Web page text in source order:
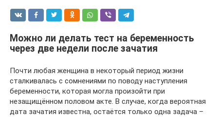
Можно ли делать тест на беременность
через две недели после зачатия
Почти любая женщина в некоторый период жизни
сталкивалась с сомнениями по поводу наступления
беременности, которая могла произойти при
незащищённом половом акте. В случае, когда вероятная
дата зачатия известна, остаётся только одна задача –